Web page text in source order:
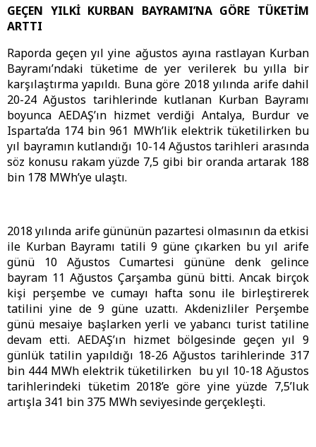
GEÇEN YILKİ KURBAN BAYRAMI’NA GÖRE TÜKETİM
ARTTI
Raporda geçen yıl yine ağustos ayına rastlayan Kurban
Bayramı’ndaki tüketime de yer verilerek bu yılla bir
karşılaştırma yapıldı. Buna göre 2018 yılında arife dahil
20-24 Ağustos tarihlerinde kutlanan Kurban Bayramı
boyunca AEDAŞ’ın hizmet verdiği Antalya, Burdur ve
Isparta’da 174 bin 961 MWh’lik elektrik tüketilirken bu
yıl bayramın kutlandığı 10-14 Ağustos tarihleri arasında
söz konusu rakam yüzde 7,5 gibi bir oranda artarak 188
bin 178 MWh’ye ulaştı.
2018 yılında arife gününün pazartesi olmasının da etkisi
ile Kurban Bayramı tatili 9 güne çıkarken bu yıl arife
günü 10 Ağustos Cumartesi gününe denk gelince
bayram 11 Ağustos Çarşamba günü bitti. Ancak birçok
kişi perşembe ve cumayı hafta sonu ile birleştirerek
tatilini yine de 9 güne uzattı. Akdenizliler Perşembe
günü mesaiye başlarken yerli ve yabancı turist tatiline
devam etti. AEDAŞ’ın hizmet bölgesinde geçen yıl 9
günlük tatilin yapıldığı 18-26 Ağustos tarihlerinde 317
bin 444 MWh elektrik tüketilirken bu yıl 10-18 Ağustos
tarihlerindeki tüketim 2018’e göre yine yüzde 7,5’luk
artışla 341 bin 375 MWh seviyesinde gerçekleşti.